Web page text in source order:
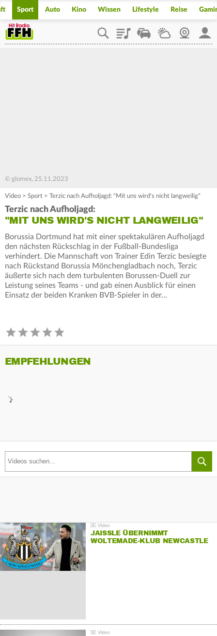
Sport Auto Kino Wissen Lifestyle Reise
PlaylistStaupilotWetterWebcam
© glomex, 25.11.2023
Video > Sport > Terzic nach Aufholjagd: "Mit uns wird's nicht langweilig"
Terzic nach Aufholjagd:
"MIT UNS WIRD'S NICHT LANGWEILIG"
Borussia Dortmund hat mit einer spektakulären Aufholjagd
den nächsten Rückschlag in der Fußball-Bundesliga
verhindert. Die Mannschaft von Trainer Edin Terzic besiegte
nach Rückstand Borussia Mönchengladbach noch, Terzic
äußerte sich nach dem turbulenten Borussen-Duell zur
Leistung seines Teams - und gab einen Ausblick für einen
Einsatz der beiden Kranken BVB-Spieler in der…
EMPFEHLUNGEN
JAISSLE ÜBERNIMMT
WOLTEMADE-KLUB NEWCASTLE